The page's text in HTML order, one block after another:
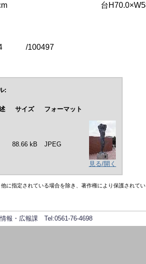
台
/100497
:
サイズ フォーマット
88.66 kB JPEG
見る/開く
に指定されている場合を除き、著作権により保護されてい
報・広報課 Tel:0561-76-4698